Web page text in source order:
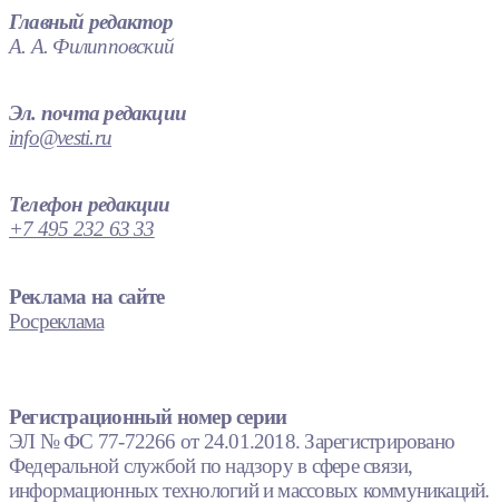
Главный редактор
А. А. Филипповский
Эл. почта редакции
info@vesti.ru
Телефон редакции
+7 495 232 63 33
Реклама на сайте
Росреклама
Регистрационный номер серии
ЭЛ № ФС 77-72266 от 24.01.2018. Зарегистрировано
Федеральной службой по надзору в сфере связи,
информационных технологий и массовых коммуникаций.